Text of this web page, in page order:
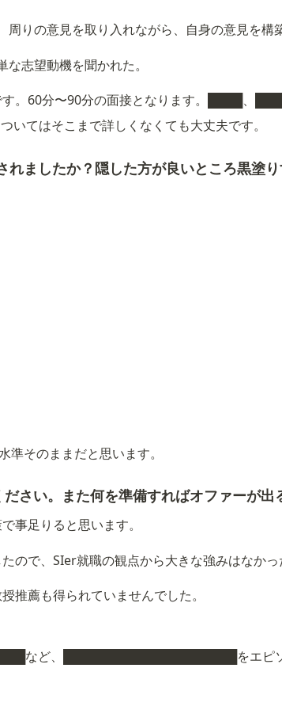
りの意見を取り入れながら、自身の意見を
志望動機を聞かれた。
。60分〜90分の面接となります。████
いてはそこまで詳しくなくても大丈夫です。
ましたか？隠した方が良いところ黒塗
そのままだと思います。
さい。また何を準備すればオファーが
事足りると思います。
ので、SIer就職の観点から大きな強みはなかっ
推薦も得られていませんでした。
など、████████████████████をエピ